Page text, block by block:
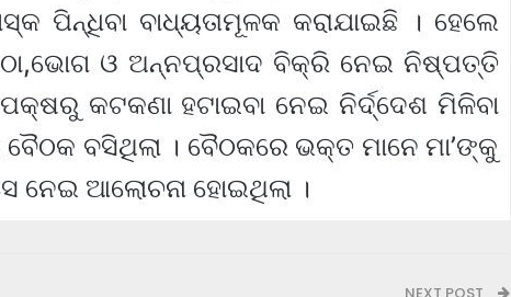
ପିନ୍ଧିବା ବାଧ୍ୟତାମୂଳକ କରାଯାଇଛି । ହେଲେ
ଓ ଅନ୍ନପ୍ରସାଦ ବିକ୍ରି ନେଇ ନିଷ୍ପତ୍ତି
କଟକଣା ହଟାଇବା ନେଇ ନିର୍ଦ୍ଦେଶ ମିଳିବା
ବୈଠକ ବସିଥିଲା । ବୈଠକରେ ଭକ୍ତ ମାନେ ମା’ଙ୍କୁ
ନେଇ ଆଲୋଚନା ହୋଇଥିଲା ।